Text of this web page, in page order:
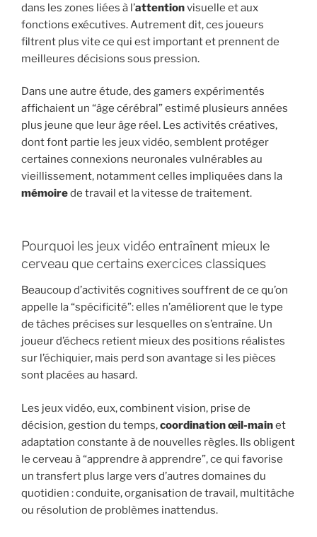
dans les zones liées à l’attentionvisuelle et aux
fonctions exécutives. Autrement dit, ces joueurs
filtrent plus vite ce qui est important et prennent de
meilleures décisions sous pression.
Dans une autre étude, des gamers expérimentés
affichaient un “âge cérébral” estimé plusieurs années
plus jeune que leur âge réel. Les activités créatives,
dont font partie les jeux vidéo, semblent protéger
certaines connexions neuronales vulnérables au
vieillissement, notamment celles impliquées dans la
mémoirede travail et la vitesse de traitement.
Pourquoi les jeux vidéo entraînent mieux le
cerveau que certains exercices classiques
Beaucoup d’activités cognitives souffrent de ce qu’on
appelle la “spécificité”: elles n’améliorent que le type
de tâches précises sur lesquelles on s’entraîne. Un
joueur d’échecs retient mieux des positions réalistes
sur l’échiquier, mais perd son avantage si les pièces
sont placées au hasard.
Les jeux vidéo, eux, combinent vision, prise de
décision, gestion du temps,coordination œil-mainet
adaptation constante à de nouvelles règles. Ils obligent
le cerveau à “apprendre à apprendre”, ce qui favorise
un transfert plus large vers d’autres domaines du
quotidien : conduite, organisation de travail, multitâche
ou résolution de problèmes inattendus.